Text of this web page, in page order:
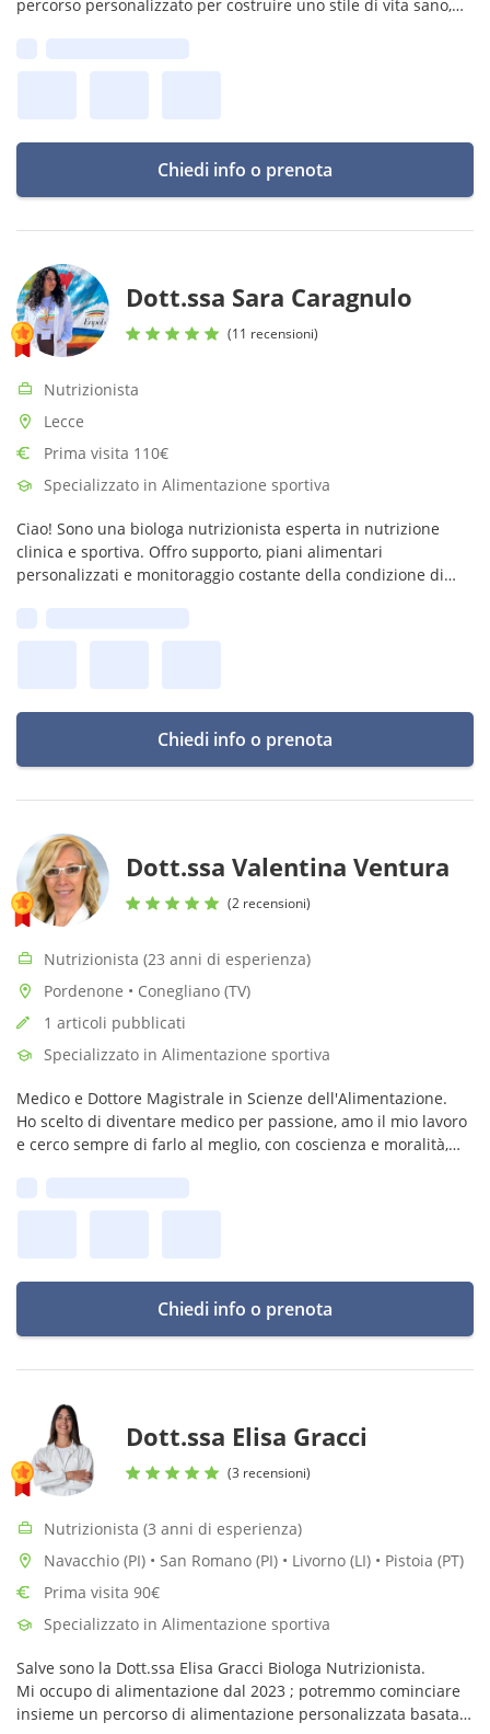
percorso personalizzato per costruire uno stile di vita sano,
Chiedi info o prenota
Dott.ssa Sara Caragnulo
(11 recensioni)
Nutrizionista
Lecce
Prima visita 110€
Specializzato in Alimentazione sportiva
Ciao! Sono una biologa nutrizionista esperta in nutrizione
clinica e sportiva. Offro supporto, piani alimentari
personalizzati e monitoraggio costante della condizione di
Chiedi info o prenota
Dott.ssa Valentina Ventura
(2 recensioni)
Nutrizionista (23 anni di esperienza)
Pordenone • Conegliano (TV)
1 articoli pubblicati
Specializzato in Alimentazione sportiva
Medico e Dottore Magistrale in Scienze dell'Alimentazione.
Ho scelto di diventare medico per passione, amo il mio lavoro
e cerco sempre di farlo al meglio, con coscienza e moralità,
Chiedi info o prenota
Dott.ssa Elisa Gracci
(3 recensioni)
Nutrizionista (3 anni di esperienza)
Navacchio (PI) • San Romano (PI) • Livorno (LI) • Pistoia (PT)
Prima visita 90€
Specializzato in Alimentazione sportiva
Salve sono la Dott.ssa Elisa Gracci Biologa Nutrizionista.
Mi occupo di alimentazione dal 2023 ; potremmo cominciare
insieme un percorso di alimentazione personalizzata basata